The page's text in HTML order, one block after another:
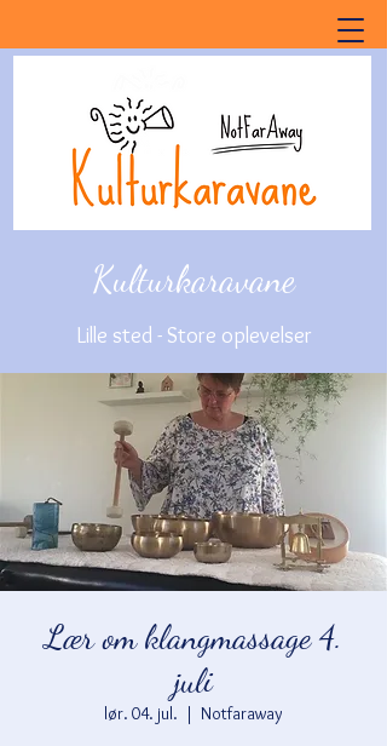
Kulturkaravane
Lille sted - Store oplevelser
Lær om klangmassage 4.
juli
lør. 04. jul.
  |
Notfaraway